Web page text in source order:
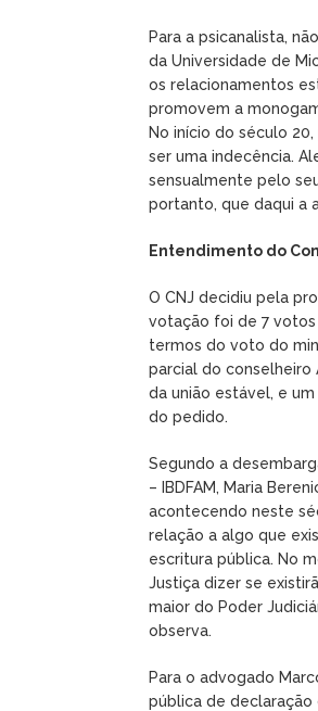
Para a psicanalista,
da Universidade de
os relacionamentos
promovem a
No início do século
ser uma indecência.
sensualmente pelo
portanto, que daqui a
Entendimento do
O CNJ decidiu pela
votação foi de 7
termos do voto do
parcial do conselheiro
da união estável, e
do pedido.
Segundo a
– IBDFAM, Maria
acontecendo neste
relação a algo que
escritura pública. No
Justiça dizer se
maior do Poder
observa.
Para o advogado
pública de